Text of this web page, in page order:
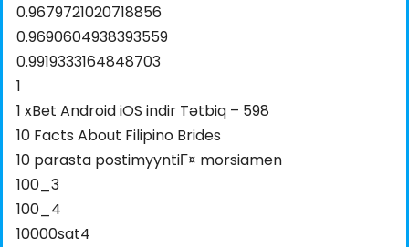
0.9679721020718856
0.9690604938393559
0.9919333164848703
1
1 xBet Android iOS indir Tətbiq – 598
10 Facts About Filipino Brides
10 parasta postimyyntiГ¤ morsiamen
100_3
100_4
10000sat4